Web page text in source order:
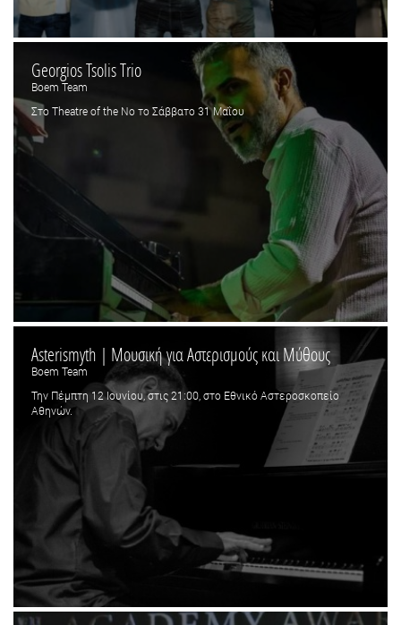
Georgios Tsolis Τrio
Boem Team
Στο Theatre of the No το Σάββατο 31 Μαΐου
Asterismyth | Μουσική για Αστερισμούς και Μύθους
Boem Team
Την Πέμπτη 12 Ιουνίου, στις 21:00, στο Εθνικό Αστεροσκοπείο
Αθηνών.